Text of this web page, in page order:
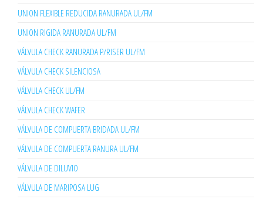
UNION FLEXIBLE REDUCIDA RANURADA UL/FM
UNION RIGIDA RANURADA UL/FM
VÁLVULA CHECK RANURADA P/RISER UL/FM
VÁLVULA CHECK SILENCIOSA
VÁLVULA CHECK UL/FM
VÁLVULA CHECK WAFER
VÁLVULA DE COMPUERTA BRIDADA UL/FM
VÁLVULA DE COMPUERTA RANURA UL/FM
VÁLVULA DE DILUVIO
VÁLVULA DE MARIPOSA LUG